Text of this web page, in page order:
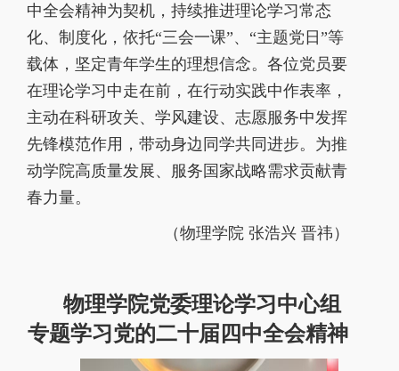
中全会精神为契机，持续推进理论学习常态
化、制度化，依托“三会一课”、“主题党日”等
载体，坚定青年学生的理想信念。各位党员要
在理论学习中走在前，在行动实践中作表率，
主动在科研攻关、学风建设、志愿服务中发挥
先锋模范作用，带动身边同学共同进步。为推
动学院高质量发展、服务国家战略需求贡献青
春力量。
（物理学院 张浩兴 晋祎）
物理学院党委理论学习中心组
专题学习党的二十届四中全会精神